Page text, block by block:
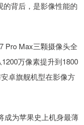
的背后，是影像性能的
Pro Max三颗摄像头全
万像素提升到1800
卓旗舰机型在影像方
成为苹果史上机身最薄